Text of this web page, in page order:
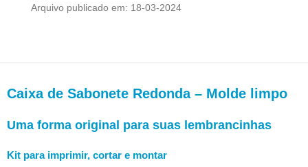
Arquivo publicado em: 18-03-2024
Caixa de Sabonete Redonda – Molde limpo
Uma forma original para suas lembrancinhas
Kit para imprimir, cortar e montar